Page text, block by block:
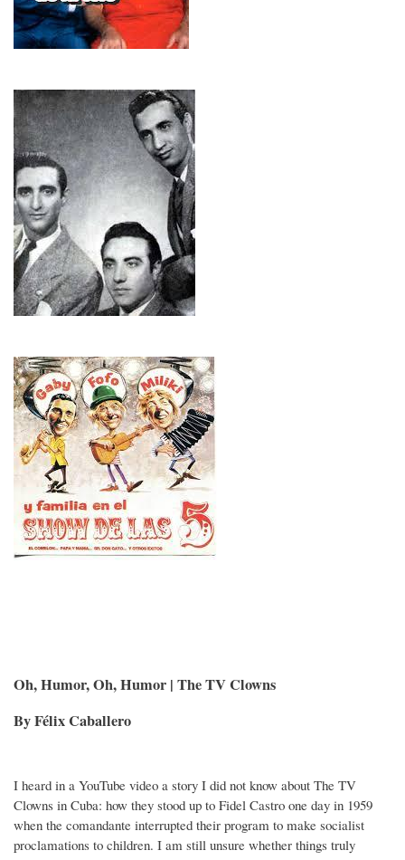
Imagen
Imagen
Oh, Humor, Oh, Humor | The TV Clowns
By Félix Caballero
I heard in a YouTube video a story I did not know about The TV
Clowns in Cuba: how they stood up to Fidel Castro one day in 1959
when the comandante interrupted their program to make socialist
proclamations to children. I am still unsure whether things truly